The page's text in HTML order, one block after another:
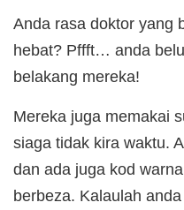
Anda rasa doktor yang
hebat? Pffft… anda
belakang mereka!
Mereka juga memakai
siaga tidak kira waktu.
dan ada juga kod
berbeza. Kalaulah anda